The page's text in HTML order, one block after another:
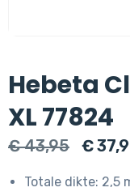
Hebeta
XL 77824
€43,95 €
Totale dikte: 2,5